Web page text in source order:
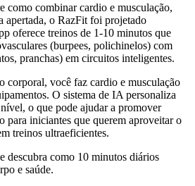
como combinar cardio e musculação,
apertada, o RazFit foi projetado
oferece treinos de 1-10 minutos que
(burpees, polichinelos) com
pranchas) em circuitos inteligentes.
corporal, você faz cardio e musculação
O sistema de IA personaliza
o que pode ajudar a promover
para iniciantes que querem aproveitar o
treinos ultraeficientes.
descubra como 10 minutos diários
e saúde.